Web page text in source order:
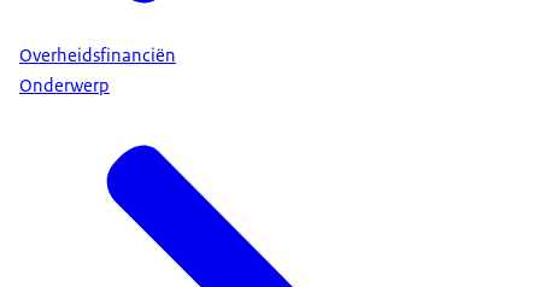
Overheidsfinanciën
Onderwerp